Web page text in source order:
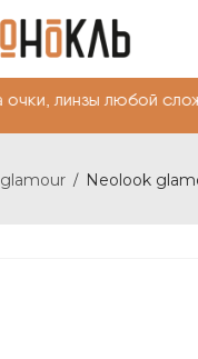
любой
/ Neolook